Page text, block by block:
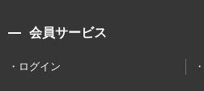
会員サービス
ログイン